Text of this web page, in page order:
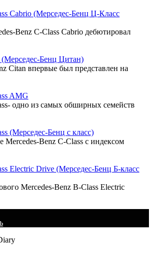
Cabrio (Mерседес-Бенц Ц-Класс
Benz C-Class Cabrio дебютировал
Бенц Цитан)
Citan впервые был представлен на
AMG
одно из самых обширных семейств
(Mерседес-Бенц с класс)
Mercedes-Benz C-Class с индексом
Electric Drive (Mерседес-Бенц Б-класс
Mercedes-Benz B-Class Electric